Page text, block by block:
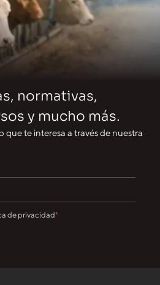
normativas,
y mucho más.
te interesa a través de nuestra
de privacidad